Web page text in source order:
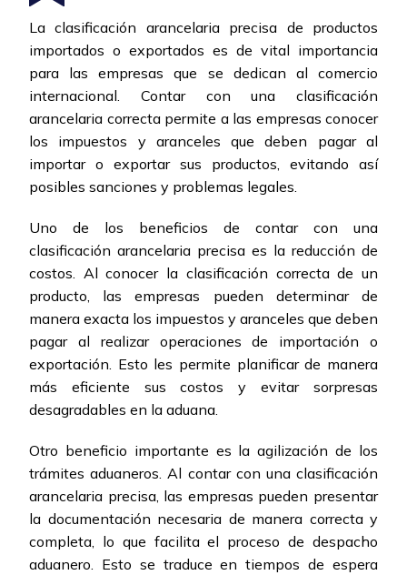
La clasificación arancelaria precisa de productos
importados o exportados es de vital importancia
para las empresas que se dedican al comercio
internacional. Contar con una clasificación
arancelaria correcta permite a las empresas conocer
los impuestos y aranceles que deben pagar al
importar o exportar sus productos, evitando así
posibles sanciones y problemas legales.
Uno de los beneficios de contar con una
clasificación arancelaria precisa es la reducción de
costos. Al conocer la clasificación correcta de un
producto, las empresas pueden determinar de
manera exacta los impuestos y aranceles que deben
pagar al realizar operaciones de importación o
exportación. Esto les permite planificar de manera
más eficiente sus costos y evitar sorpresas
desagradables en la aduana.
Otro beneficio importante es la agilización de los
trámites aduaneros. Al contar con una clasificación
arancelaria precisa, las empresas pueden presentar
la documentación necesaria de manera correcta y
completa, lo que facilita el proceso de despacho
aduanero. Esto se traduce en tiempos de espera